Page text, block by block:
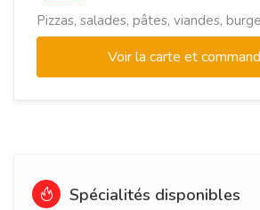
Pizzas, salades, pâtes, viandes,
Voir la carte et
Spécialités disponibles